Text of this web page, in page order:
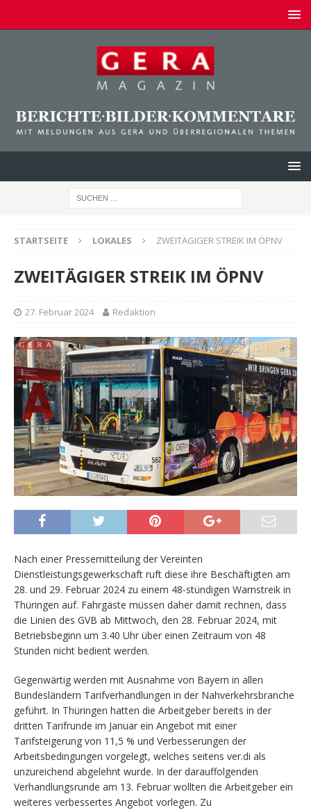
STARTSEITE LOKALES ZWEITÄGIGER STREIK IM ÖPNV
ZWEITÄGIGER STREIK IM ÖPNV
27. Februar 2024 Redaktion
Nach einer Pressemitteilung der Vereinten
Dienstleistungsgewerkschaft ruft diese ihre Beschäftigten am
28. und 29. Februar 2024 zu einem 48-stündigen Warnstreik in
Thüringen auf. Fahrgäste müssen daher damit rechnen, dass
die Linien des GVB ab Mittwoch, den 28. Februar 2024, mit
Betriebsbeginn um 3.40 Uhr über einen Zeitraum von 48
Stunden nicht bedient werden.
Gegenwärtig werden mit Ausnahme von Bayern in allen
Bundesländern Tarifverhandlungen in der Nahverkehrsbranche
geführt. In Thüringen hatten die Arbeitgeber bereits in der
dritten Tarifrunde im Januar ein Angebot mit einer
Tarifsteigerung von 11,5 % und Verbesserungen der
Arbeitsbedingungen vorgelegt, welches seitens ver.di als
unzureichend abgelehnt wurde. In der darauffolgenden
Verhandlungsrunde am 13. Februar wollten die Arbeitgeber ein
weiteres verbessertes Angebot vorlegen. Zu